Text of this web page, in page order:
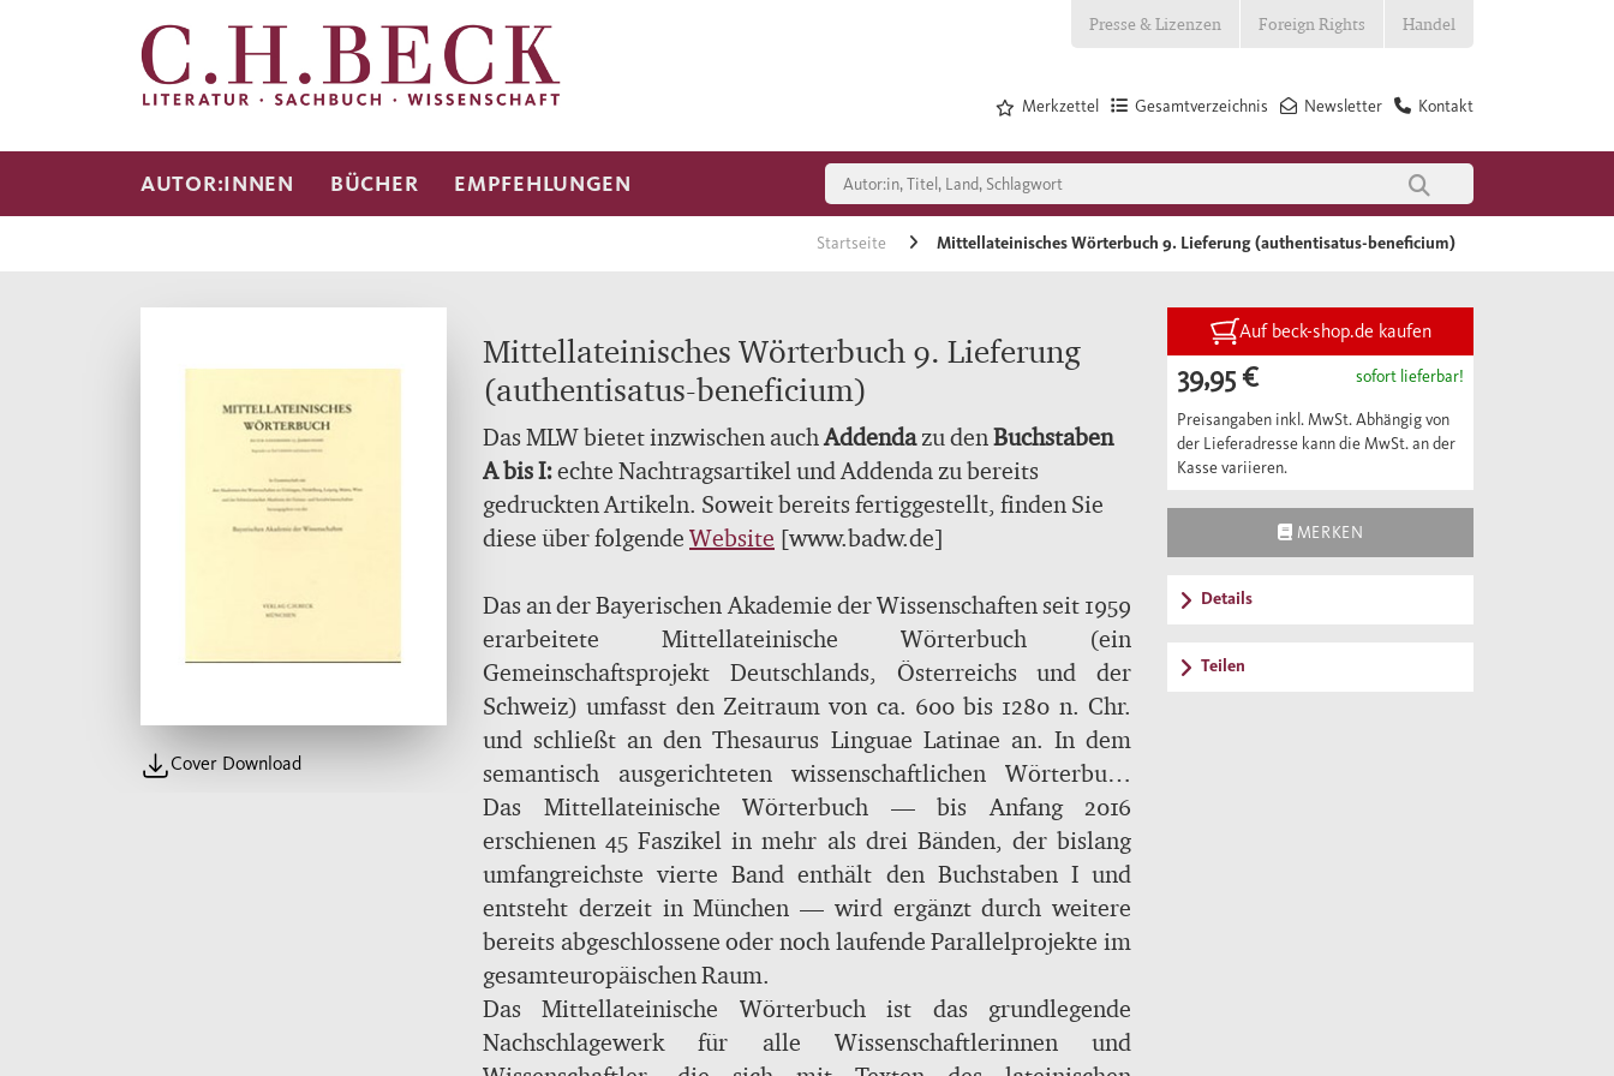
Presse & Lizenzen Foreign Rights Handel
Kontakt
Newsletter
Gesamtverzeichnis
Merkzettel
AUTOR:INNEN BÜCHER EMPFEHLUNGEN
Startseite Mittellateinisches Wörterbuch 9. Lieferung (authentisatus-beneficium)
Cover Download
Mittellateinisches Wörterbuch 9. Lieferung
(authentisatus-beneficium)
Das MLW bietet inzwischen auchAddendazu denBuchstaben
A bis I:echte Nachtragsartikel und Addenda zu bereits
gedruckten Artikeln. Soweit bereits fertiggestellt, finden Sie
diese über folgende Website [www.badw.de]
Das an der Bayerischen Akademie der Wissenschaften seit 1959
erarbeitete Mittellateinische Wörterbuch (ein
Gemeinschaftsprojekt Deutschlands, Österreichs und der
Schweiz) umfasst den Zeitraum von ca. 600 bis 1280 n. Chr.
und schließt an den Thesaurus Linguae Latinae an. In dem
semantisch ausgerichteten wissenschaftlichen Wörterbuch
werden neben schon (spät-)antik belegten Bedeutungen vor
allem Neologismen und Bedeutungsverschiebungen sowie
spezielle Schreibungen und vom „klassischen Latein“
abweichende Formen aus insgesamt etwa 4000 Werken
dokumentiert, die verschiedensten Fachrichtungen
entstammen, darunter
Kirchengeschichte, Mathematik, Alchemie und viele mehr.
Hinweise auf metrische und syntaktische Eigenheiten
Das Mittellateinische Wörterbuch — bis Anfang 2016
erschienen 45 Faszikel in mehr als drei Bänden, der bislang
umfangreichste vierte Band enthält den Buchstaben I und
entsteht derzeit in München — wird ergänzt durch weitere
bereits abgeschlossene oder noch laufende Parallelprojekte im
gesamteuropäischen Raum.
Das Mittellateinische Wörterbuch ist das grundlegende
Nachschlagewerk für alle Wissenschaftlerinnen und
Auf beck-shop.de kaufen
39,95 € sofort lieferbar!
Preisangaben inkl. MwSt. Abhängig von
der Lieferadresse kann die MwSt. an der
Kasse variieren.
MERKEN
Details
Teilen